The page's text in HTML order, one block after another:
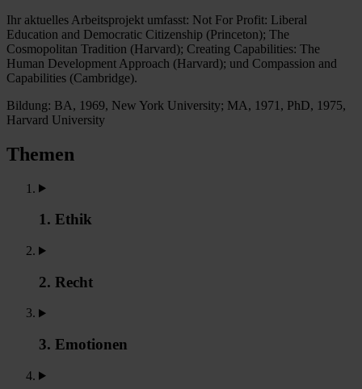
Ihr aktuelles Arbeitsprojekt umfasst: Not For Profit: Liberal
Education and Democratic Citizenship (Princeton); The
Cosmopolitan Tradition (Harvard); Creating Capabilities: The
Human Development Approach (Harvard); und Compassion and
Capabilities (Cambridge).
Bildung: BA, 1969, New York University; MA, 1971, PhD, 1975,
Harvard University
Themen
1. Ethik
2. Recht
3. Emotionen